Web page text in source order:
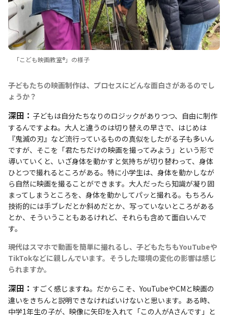
「こども映画教室®️」の様子
――子どもたちの映画制作は、プロセスにどんな面白さがあるのでし
ょうか？
深田： 子どもは自分たちなりのロジックがありつつ、自由に制作
するんですよね。大人と違うのは切り替えの早さで、はじめは
『鬼滅の刃』など流行っているものの真似をしたがる子も多いん
ですが、そこを「君たちだけの映画を撮ってみよう」という形で
導いていくと、いざ身体を動かすと気持ちが切り替わって、身体
ひとつで撮れるところがある。特に小学生は、身体を動かしなが
ら自然に映画を撮ることができます。大人だったら知識が凝り固
まってしまうところを、身体を動かしてパッと撮れる。もちろん
技術的には手ブレだとか斜めだとか、写っていないところがある
とか、そういうこともあるけれど、それらも含めて面白いんで
す。
――現代はスマホで動画を簡単に撮れるし、子どもたちもYouTubeや
TikTokなどに親しんでいます。そうした環境の変化の影響は感じ
られますか。
深田： すごく感じますね。だからこそ、YouTubeやCMと映画の
違いをきちんと説明できなければいけないと思います。ある時、
中学1年生の子が、映像に矢印を入れて「この人がAさんです」と